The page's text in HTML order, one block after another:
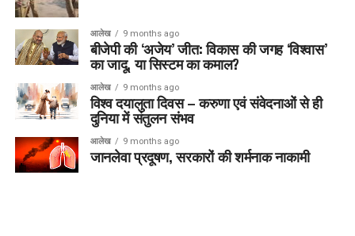
आलेख 9 months ago
बीजेपी की ‘अजेय’ जीत: विकास की जगह ‘विश्वास’
का जादू, या सिस्टम का कमाल?
आलेख 9 months ago
विश्व दयालुता दिवस – करुणा एवं संवेदनाओं से ही
दुनिया में संतुलन संभव
आलेख 9 months ago
जानलेवा प्रदूषण, सरकारों की शर्मनाक नाकामी